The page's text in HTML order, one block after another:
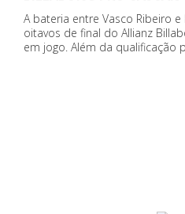
A bateria entre Vasco Ribeiro
oitavos de final do Allianz
em jogo. Além da qualificação